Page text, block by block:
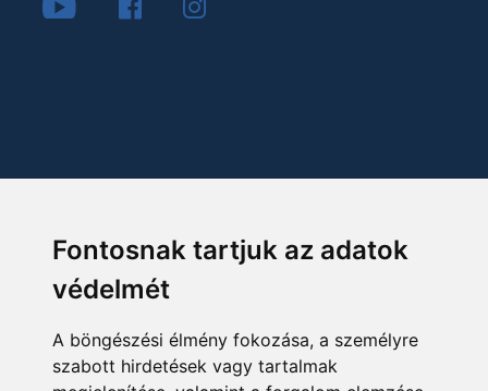
Fontosnak tartjuk az adatok
védelmét
A böngészési élmény fokozása, a személyre
szabott hirdetések vagy tartalmak